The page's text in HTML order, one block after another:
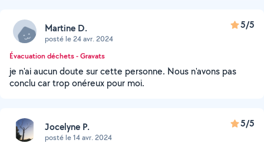
Martine D.
posté le 24 avr. 2024
5/5
Évacuation déchets - Gravats
je n'ai aucun doute sur cette personne. Nous n'avons pas
conclu car trop onéreux pour moi.
Jocelyne P.
posté le 14 avr. 2024
5/5